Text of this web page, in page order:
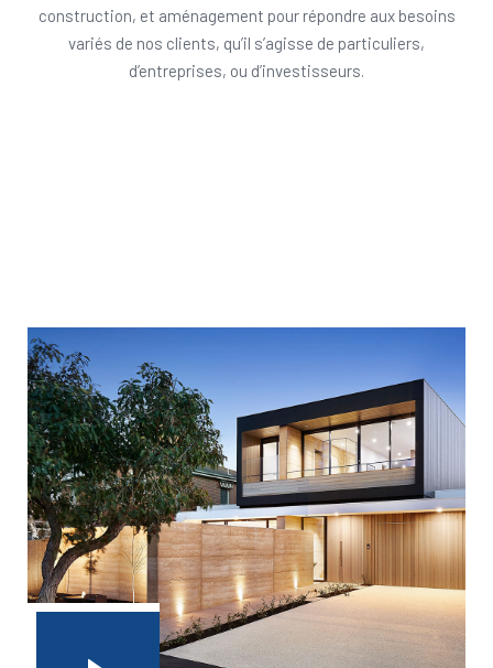
construction, et aménagement pour répondre aux besoins
variés de nos clients, qu’il s’agisse de particuliers,
d’entreprises, ou d’investisseurs.